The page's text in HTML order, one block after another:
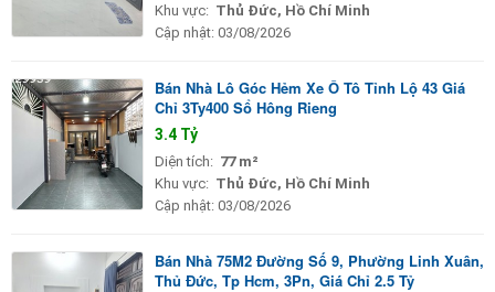
Khu vực: Thủ Đức, Hồ Chí Minh
Cập nhật: 03/08/2026
Bán Nhà Lô Góc Hẻm Xe Ô Tô Tỉnh Lộ 43 Giá
Chỉ 3Ty400 Sổ Hông Rieng
3.4 Tỷ
Diện tích: 77 m²
Khu vực: Thủ Đức, Hồ Chí Minh
Cập nhật: 03/08/2026
Bán Nhà 75M2 Đường Số 9, Phường Linh Xuân,
Thủ Đức, Tp Hcm, 3Pn, Giá Chỉ 2.5 Tỷ